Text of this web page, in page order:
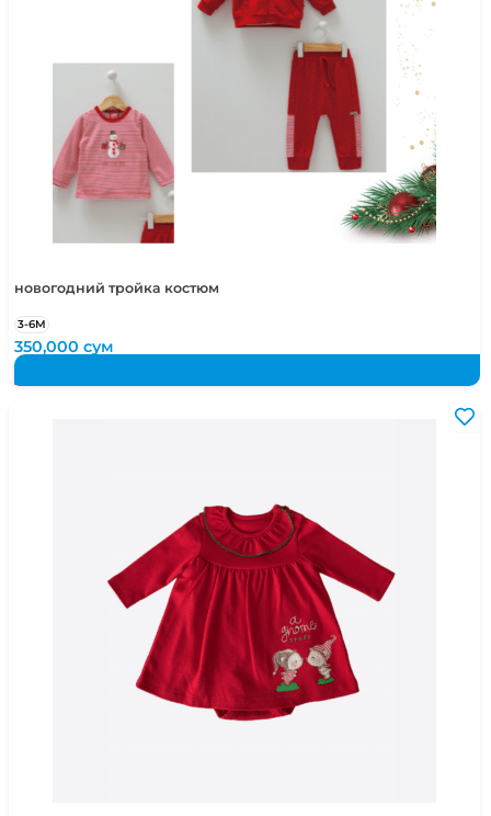
новогодний тройка костюм
3-6М
350,000сум